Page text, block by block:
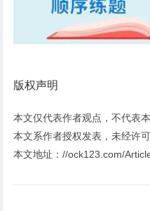
版权声明
本文仅代表作者观点，不代表
本文系作者授权发表，未经许
本文地址：//ock123.com/